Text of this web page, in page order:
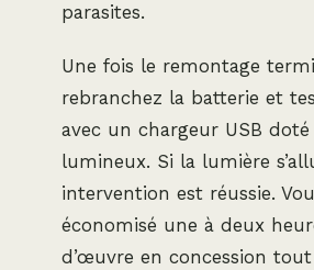
parasites.
Une fois le remontage
rebranchez la batterie et
avec un chargeur USB
lumineux. Si la lumière
intervention est réussie.
économisé une à deux
d’œuvre en concession tout